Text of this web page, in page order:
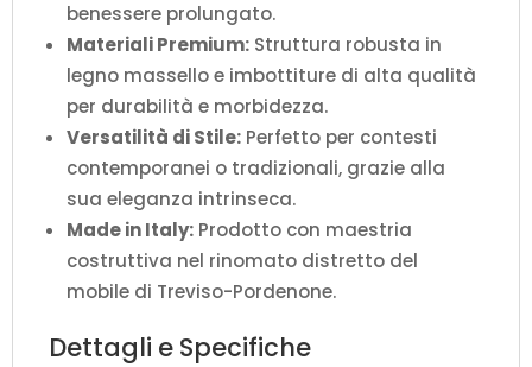
benessere prolungato.
Materiali Premium: Struttura robusta in
legno massello e imbottiture di alta qualità
per durabilità e morbidezza.
Versatilità di Stile: Perfetto per contesti
contemporanei o tradizionali, grazie alla
sua eleganza intrinseca.
Made in Italy: Prodotto con maestria
costruttiva nel rinomato distretto del
mobile di Treviso-Pordenone.
Dettagli e Specifiche